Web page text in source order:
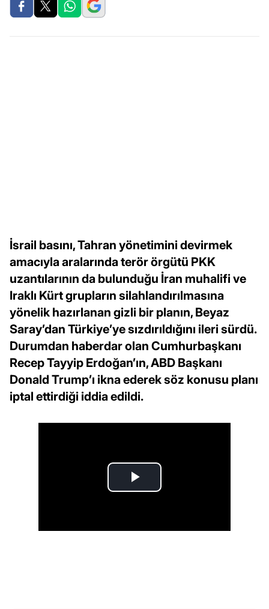
İsrail basını, Tahran yönetimini devirmek
amacıyla aralarında terör örgütü PKK
uzantılarının da bulunduğu İran muhalifi ve
Iraklı Kürt grupların silahlandırılmasına
yönelik hazırlanan gizli bir planın, Beyaz
Saray’dan Türkiye’ye sızdırıldığını ileri sürdü.
Durumdan haberdar olan Cumhurbaşkanı
Recep Tayyip Erdoğan’ın, ABD Başkanı
Donald Trump’ı ikna ederek söz konusu planı
iptal ettirdiği iddia edildi.